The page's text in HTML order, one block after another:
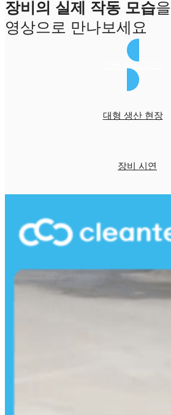
장비의 실제 작동 모습을
영상으로 만나보세요
오버 헤드 가드
대형 생산 현장
장비 시연